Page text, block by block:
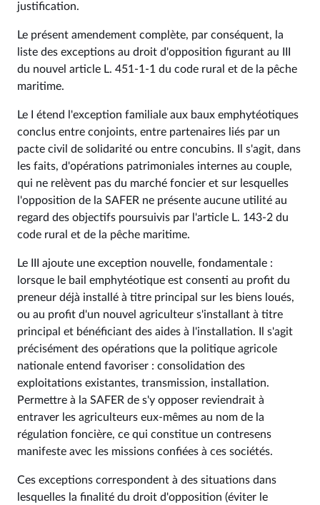
justification.
Le présent amendement complète, par conséquent, la
liste des exceptions au droit d'opposition figurant au III
du nouvel article L. 451-1-1 du code rural et de la pêche
maritime.
Le I étend l'exception familiale aux baux emphytéotiques
conclus entre conjoints, entre partenaires liés par un
pacte civil de solidarité ou entre concubins. Il s'agit, dans
les faits, d'opérations patrimoniales internes au couple,
qui ne relèvent pas du marché foncier et sur lesquelles
l'opposition de la SAFER ne présente aucune utilité au
regard des objectifs poursuivis par l'article L. 143-2 du
code rural et de la pêche maritime.
Le III ajoute une exception nouvelle, fondamentale :
lorsque le bail emphytéotique est consenti au profit du
preneur déjà installé à titre principal sur les biens loués,
ou au profit d'un nouvel agriculteur s'installant à titre
principal et bénéficiant des aides à l'installation. Il s'agit
précisément des opérations que la politique agricole
nationale entend favoriser : consolidation des
exploitations existantes, transmission, installation.
Permettre à la SAFER de s'y opposer reviendrait à
entraver les agriculteurs eux-mêmes au nom de la
régulation foncière, ce qui constitue un contresens
manifeste avec les missions confiées à ces sociétés.
Ces exceptions correspondent à des situations dans
lesquelles la finalité du droit d'opposition (éviter le